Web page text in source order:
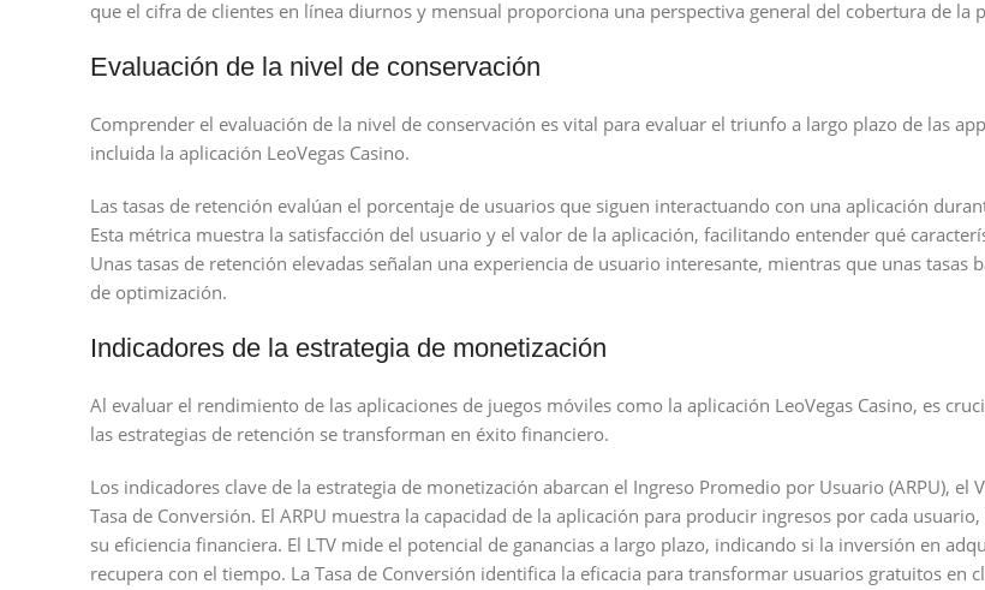
que el cifra de clientes en línea diurnos y mensual proporciona una perspectiva general del cobertura de la
Evaluación de la nivel de conservación
Comprender el evaluación de la nivel de conservación es vital para evaluar el triunfo a largo plazo de las
incluida la aplicación LeoVegas Casino.
Las tasas de retención evalúan el porcentaje de usuarios que siguen interactuando con una aplicación
Esta métrica muestra la satisfacción del usuario y el valor de la aplicación, facilitando entender qué
Unas tasas de retención elevadas señalan una experiencia de usuario interesante, mientras que unas tasas
de optimización.
Indicadores de la estrategia de monetización
Al evaluar el rendimiento de las aplicaciones de juegos móviles como la aplicación LeoVegas Casino, es
las estrategias de retención se transforman en éxito financiero.
Los indicadores clave de la estrategia de monetización abarcan el Ingreso Promedio por Usuario (ARPU), el
Tasa de Conversión. El ARPU muestra la capacidad de la aplicación para producir ingresos por cada
su eficiencia financiera. El LTV mide el potencial de ganancias a largo plazo, indicando si la inversión en
recupera con el tiempo. La Tasa de Conversión identifica la eficacia para transformar usuarios gratuitos en